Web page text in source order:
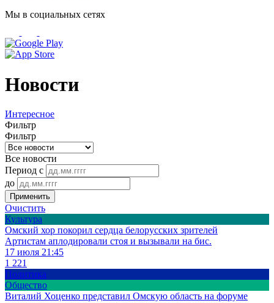
Мы в социальных сетях
Новости
Интересное
Фильтр
Фильтр
Все новости
Период с
до
Применить
Очистить
Культура
Омский хор покорил сердца белорусских зрителей
Артистам аплодировали стоя и вызывали на бис.
17 июля 21:45
1 221
Политика
Общество
Виталий Хоценко представил Омскую область на форуме